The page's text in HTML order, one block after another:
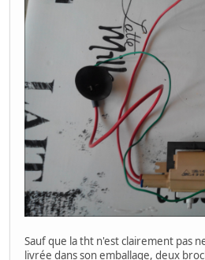
Sauf que la tht n'est clairement pas
livrée dans son emballage, deux